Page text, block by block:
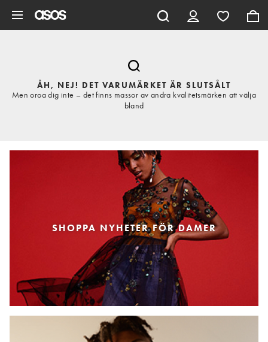
ÅH, NEJ! DET VARUMÄRKET ÄR SLUTSÅLT
Men oroa dig inte – det finns massor av andra kvalitetsmärken att välja
bland
SHOPPA NYHETER FÖR DAMER